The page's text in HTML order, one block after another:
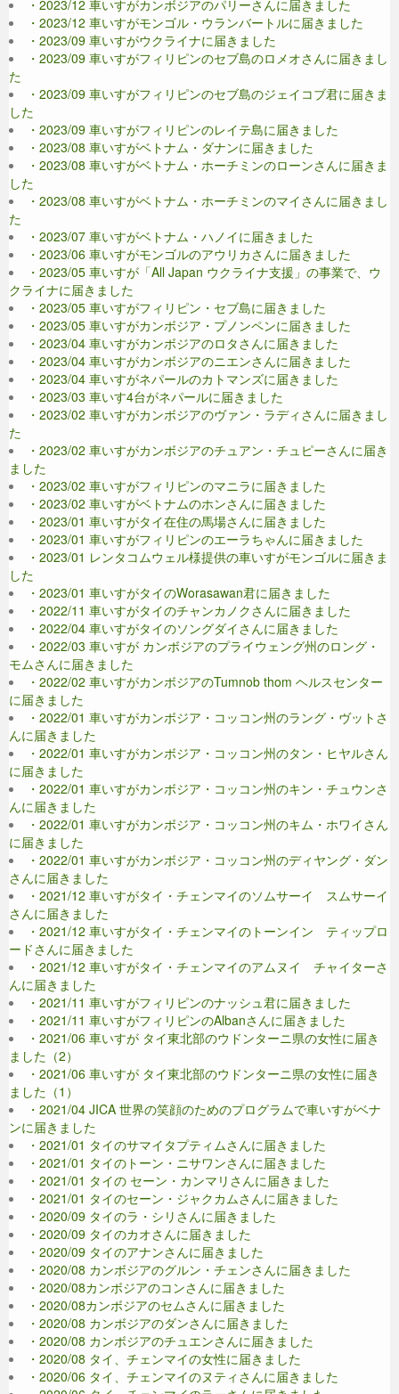
・2023/12 車いすがカンボジアのパリーさんに届きました
・2023/12 車いすがモンゴル・ウランバートルに届きました
・2023/09 車いすがウクライナに届きました
・2023/09 車いすがフィリピンのセブ島のロメオさんに届きまし
た
・2023/09 車いすがフィリピンのセブ島のジェイコブ君に届きま
した
・2023/09 車いすがフィリピンのレイテ島に届きました
・2023/08 車いすがベトナム・ダナンに届きました
・2023/08 車いすがベトナム・ホーチミンのローンさんに届きま
した
・2023/08 車いすがベトナム・ホーチミンのマイさんに届きまし
た
・2023/07 車いすがベトナム・ハノイに届きました
・2023/06 車いすがモンゴルのアウリカさんに届きました
・2023/05 車いすが「All Japan ウクライナ支援」の事業で、ウ
クライナに届きました
・2023/05 車いすがフィリピン・セブ島に届きました
・2023/05 車いすがカンボジア・プノンペンに届きました
・2023/04 車いすがカンボジアのロタさんに届きました
・2023/04 車いすがカンボジアのニエンさんに届きました
・2023/04 車いすがネパールのカトマンズに届きました
・2023/03 車いす4台がネパールに届きました
・2023/02 車いすがカンボジアのヴァン・ラディさんに届きまし
た
・2023/02 車いすがカンボジアのチュアン・チュピーさんに届き
ました
・2023/02 車いすがフィリピンのマニラに届きました
・2023/02 車いすがベトナムのホンさんに届きました
・2023/01 車いすがタイ在住の馬場さんに届きました
・2023/01 車いすがフィリピンのエーラちゃんに届きました
・2023/01 レンタコムウェル様提供の車いすがモンゴルに届きま
した
・2023/01 車いすがタイのWorasawan君に届きました
・2022/11 車いすがタイのチャンカノクさんに届きました
・2022/04 車いすがタイのソングダイさんに届きました
・2022/03 車いすが カンボジアのプライウェング州のロング・
モムさんに届きました
・2022/02 車いすがカンボジアのTumnob thom ヘルスセンター
に届きました
・2022/01 車いすがカンボジア・コッコン州のラング・ヴットさ
んに届きました
・2022/01 車いすがカンボジア・コッコン州のタン・ヒヤルさん
に届きました
・2022/01 車いすがカンボジア・コッコン州のキン・チュウンさ
んに届きました
・2022/01 車いすがカンボジア・コッコン州のキム・ホワイさん
に届きました
・2022/01 車いすがカンボジア・コッコン州のディヤング・ダン
さんに届きました
・2021/12 車いすがタイ・チェンマイのソムサーイ スムサーイ
さんに届きました
・2021/12 車いすがタイ・チェンマイのトーンイン ティップロ
ードさんに届きました
・2021/12 車いすがタイ・チェンマイのアムヌイ チャイターさ
んに届きました
・2021/11 車いすがフィリピンのナッシュ君に届きました
・2021/11 車いすがフィリピンのAlbanさんに届きました
・2021/06 車いすが タイ東北部のウドンターニ県の女性に届き
ました（2）
・2021/06 車いすが タイ東北部のウドンターニ県の女性に届き
ました（1）
・2021/04 JICA 世界の笑顔のためのプログラムで車いすがベナ
ンに届きました
・2021/01 タイのサマイタプティムさんに届きました
・2021/01 タイのトーン・ニサワンさんに届きました
・2021/01 タイの セーン・カンマリさんに届きました
・2021/01 タイのセーン・ジャクカムさんに届きました
・2020/09 タイのラ・シリさんに届きました
・2020/09 タイのカオさんに届きました
・2020/09 タイのアナンさんに届きました
・2020/08 カンボジアのグルン・チェンさんに届きました
・2020/08カンボジアのコンさんに届きました
・2020/08カンボジアのセムさんに届きました
・2020/08 カンボジアのダンさんに届きました
・2020/08 カンボジアのチュエンさんに届きました
・2020/08 タイ、チェンマイの女性に届きました
・2020/06 タイ、チェンマイのヌティさんに届きました